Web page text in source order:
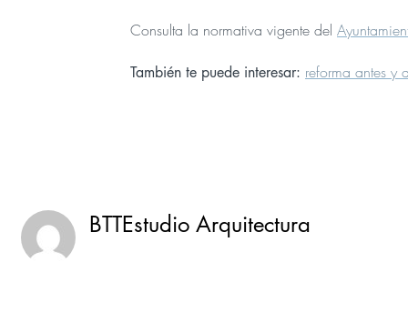
Consulta la normativa vigente del
También te puede interesar: reforma antes y
BTTEstudio Arquitectura